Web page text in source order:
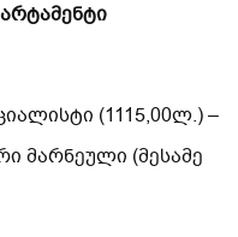
(1115,00ლ.) –
მარნეული (მესამე